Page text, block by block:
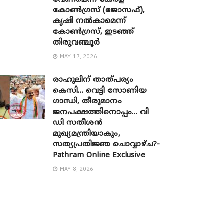
കോൺഗ്രസ് (ജോസഫ്),
കൃഷി നൽകാമെന്ന്
കോൺഗ്രസ്, ഇടഞ്ഞ്
തിരുവഞ്ചൂർ
MAY 17, 2026
രാഹുലിന് താത്പര്യം
കെസി… വെട്ടി സോണിയ ​
ഗാന്ധി, തീരുമാനം
ജനപക്ഷത്തിനൊപ്പം… വി
ഡി സതീശൻ
മുഖ്യമന്ത്രിയാകും,
സത്യപ്രതിജ്ഞ ചൊവ്വാഴ്ച?-
Pathram Online Exclusive
MAY 8, 2026